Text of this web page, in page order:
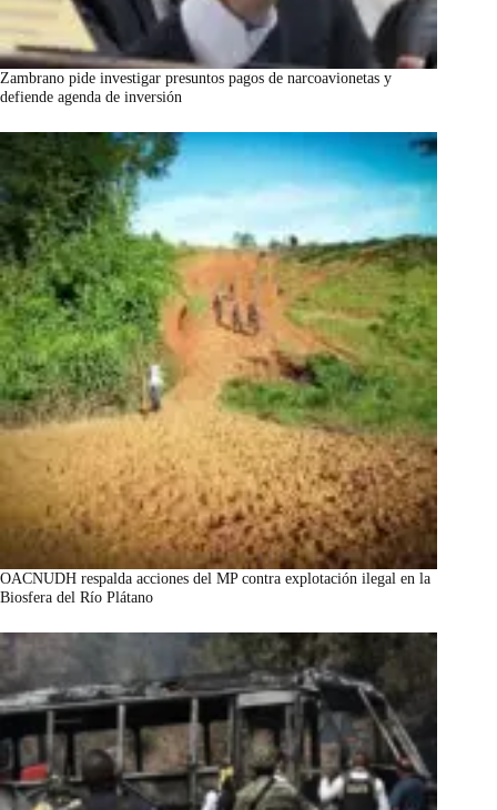
Zambrano pide investigar presuntos pagos de narcoavionetas y
defiende agenda de inversión
OACNUDH respalda acciones del MP contra explotación ilegal en la
Biosfera del Río Plátano